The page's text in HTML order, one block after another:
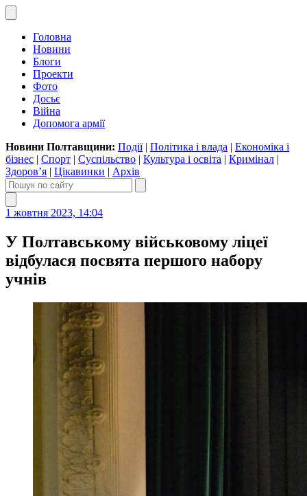
Головна
Новини
Блоги
Проекти
Фото
Досьє
Війна
Допомога армії
Новини Полтавщини: Події| Політика і влада | Економіка і
бізнес | Спорт | Суспільство | Культура і освіта | Кримінал |
Здоров’я | Цікавинки | Архів
1 жовтня 2023, 14:04
У Полтавському військовому ліцеї
відбулася посвята першого набору
учнів